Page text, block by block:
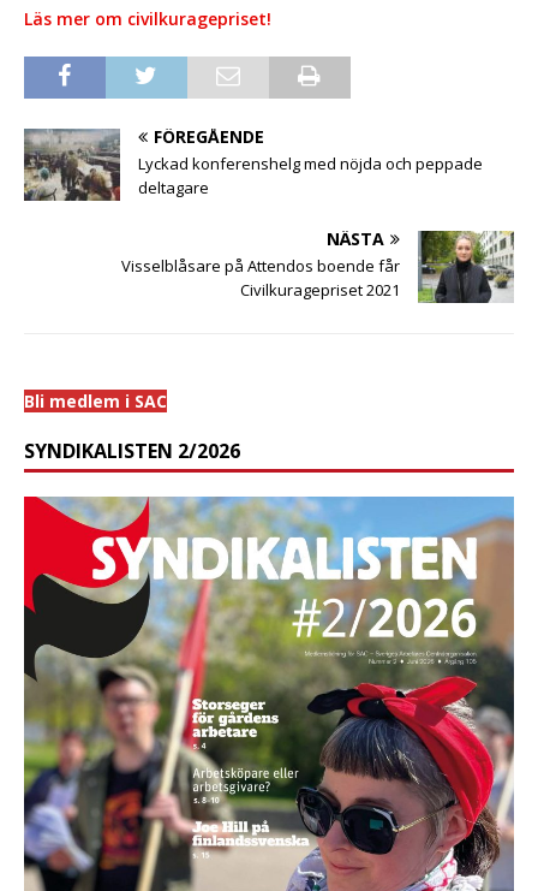
Läs mer om civilkuragepriset!
FÖREGÅENDE
Lyckad konferenshelg med nöjda och peppade
deltagare
NÄSTA
Visselblåsare på Attendos boende får
Civilkuragepriset 2021
Bli medlem i SAC
SYNDIKALISTEN 2/2026